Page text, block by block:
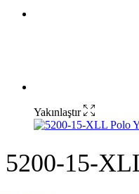
Yakınlaştır
5200-15-